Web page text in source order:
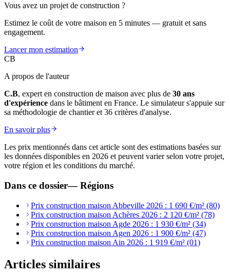
Vous avez un projet de construction ?
Estimez le coût de votre maison en 5 minutes — gratuit et sans
engagement.
Lancer mon estimation
CB
A propos de l'auteur
C.B, expert en construction de maison avec plus de 30 ans
d'expérience dans le bâtiment en France. Le simulateur s'appuie sur
sa méthodologie de chantier et 36 critères d'analyse.
En savoir plus
Les prix mentionnés dans cet article sont des estimations basées sur
les données disponibles en 2026 et peuvent varier selon votre projet,
votre région et les conditions du marché.
Dans ce dossier—Régions
Prix construction maison Abbeville 2026 : 1 690 €/m² (80)
Prix construction maison Achères 2026 : 2 120 €/m² (78)
Prix construction maison Agde 2026 : 1 930 €/m² (34)
Prix construction maison Agen 2026 : 1 900 €/m² (47)
Prix construction maison Ain 2026 : 1 919 €/m² (01)
Articles similaires